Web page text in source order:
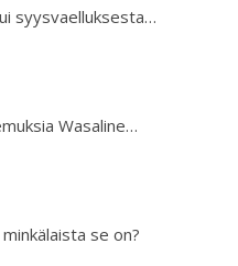
syysvaelluksesta…
Wasaline…
se on?